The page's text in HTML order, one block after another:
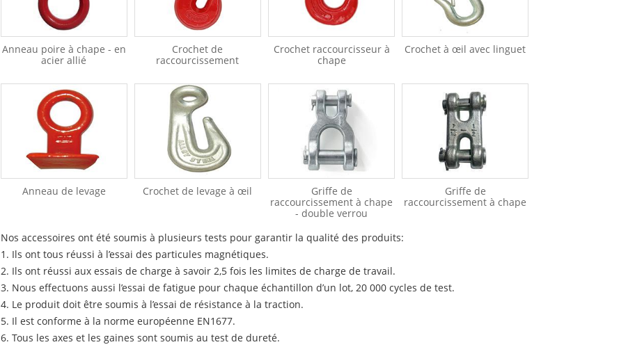
Anneau poire à chape - en
acier allié
Crochet de
raccourcissement
Crochet raccourcisseur à
chape
Crochet à œil avec linguet
Anneau de levage Crochet de levage à œil
Griffe de
raccourcissement à chape
- double verrou
Griffe de
raccourcissement à chape
Nos accessoires ont été soumis à plusieurs tests pour garantir la qualité des produits:
1. Ils ont tous réussi à l’essai des particules magnétiques.
2. Ils ont réussi aux essais de charge à savoir 2,5 fois les limites de charge de travail.
3. Nous effectuons aussi l’essai de fatigue pour chaque échantillon d’un lot, 20 000 cycles de test.
4. Le produit doit être soumis à l’essai de résistance à la traction.
5. Il est conforme à la norme européenne EN1677.
6. Tous les axes et les gaines sont soumis au test de dureté.